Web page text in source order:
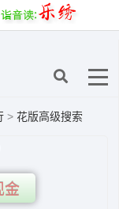
> 花版高级搜索
金